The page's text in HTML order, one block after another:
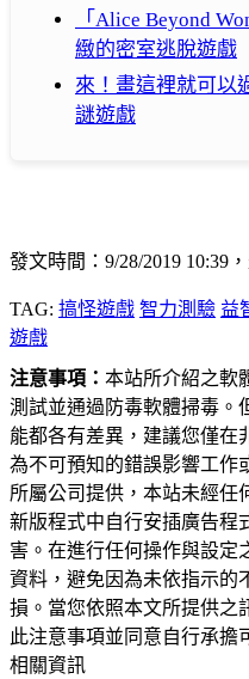
「Alice Beyond
緻的密室逃脫遊戲
來！畫這裡就可以
謎遊戲
發文時間：9/28/2019 10:39
TAG: 搞怪遊戲 智力測驗 益
遊戲
注意事項： 本站所介紹之軟
測試並通過防毒軟體掃毒。
能都各有差異，建議您僅在
為不可預知的錯誤影響工作
所屬公司提供，本站未經任
新版程式中自行安插廣告程
害。在進行任何操作與設定
資料，避免因為未依指示的
損。當您依照本文所提供之
此注意事項並同意自行承擔
相關資訊